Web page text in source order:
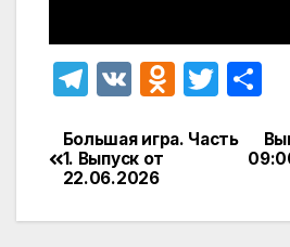
T
e
gr
a
V
O
n
kl
T
itt п
а
Навигация
по
Большая игра. Часть
1. Выпуск от
22.06.2026